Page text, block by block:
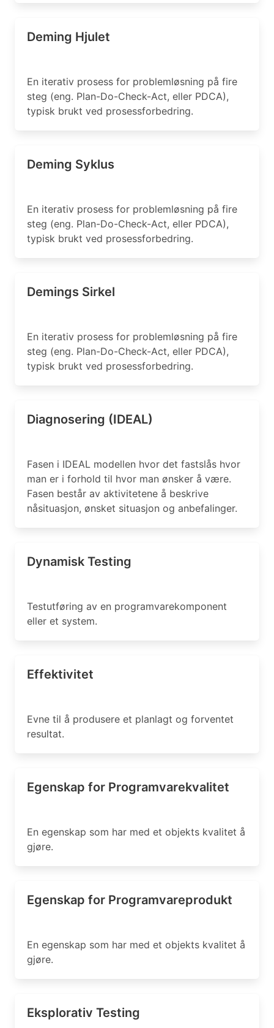
Deming Hjulet
En iterativ prosess for problemløsning på fire
steg (eng. Plan-Do-Check-Act, eller PDCA),
typisk brukt ved prosessforbedring.
Deming Syklus
En iterativ prosess for problemløsning på fire
steg (eng. Plan-Do-Check-Act, eller PDCA),
typisk brukt ved prosessforbedring.
Demings Sirkel
En iterativ prosess for problemløsning på fire
steg (eng. Plan-Do-Check-Act, eller PDCA),
typisk brukt ved prosessforbedring.
Diagnosering (IDEAL)
Fasen i IDEAL modellen hvor det fastslås hvor
man er i forhold til hvor man ønsker å være.
Fasen består av aktivitetene å beskrive
nåsituasjon, ønsket situasjon og anbefalinger.
Dynamisk Testing
Testutføring av en programvarekomponent
eller et system.
Effektivitet
Evne til å produsere et planlagt og forventet
resultat.
Egenskap for Programvarekvalitet
En egenskap som har med et objekts kvalitet å
gjøre.
Egenskap for Programvareprodukt
En egenskap som har med et objekts kvalitet å
gjøre.
Eksplorativ Testing